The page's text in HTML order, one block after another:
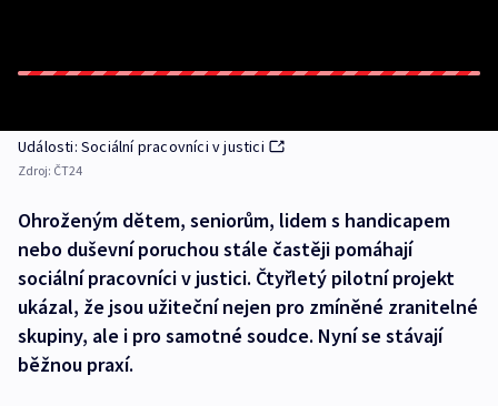
Události: Sociální pracovníci v justici
Zdroj: ČT24
Ohroženým dětem, seniorům, lidem s handicapem
nebo duševní poruchou stále častěji pomáhají
sociální pracovníci v justici. Čtyřletý pilotní projekt
ukázal, že jsou užiteční nejen pro zmíněné zranitelné
skupiny, ale i pro samotné soudce. Nyní se stávají
běžnou praxí.